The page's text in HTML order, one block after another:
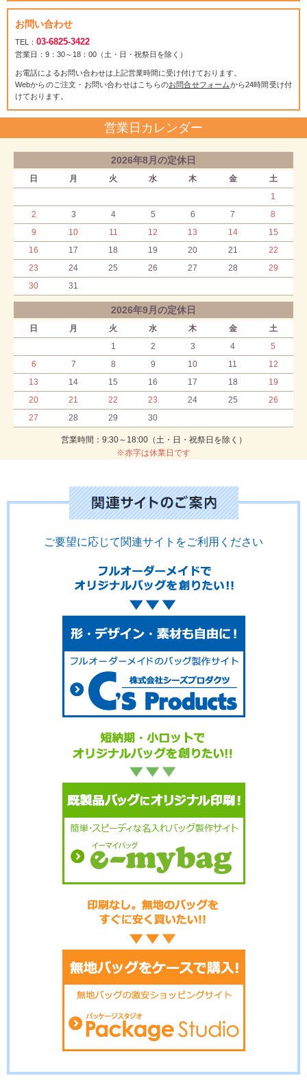
お問い合わせ
TEL： 03-6825-3422
営業日：9：30～18：00（土・日・祝祭日を除く）
お電話によるお問い合わせは上記営業時間に受け付けております。
Webからのご注文・お問い合わせはこちらのお問合せフォームから24時間受け付
けております。
営業日カレンダー
2026年8月の定休日
日 月 火 水 木 金
土
1
2
3 4 5 6 7
8
9
10 11 12 13 14
15
16
17 18 19 20 21
22
23
24 25 26 27 28
29
30
31
2026年9月の定休日
日 月 火 水 木 金
土
1
2 3 4
5
6
7 8 9 10 11
12
13
14 15 16 17 18
19
20
21 22 23 24 25
26
27
28 29 30
営業時間：9:30～18:00（土・日・祝祭日を除く）
※赤字は休業日です
ご要望に応じて関連サイトをご利用ください